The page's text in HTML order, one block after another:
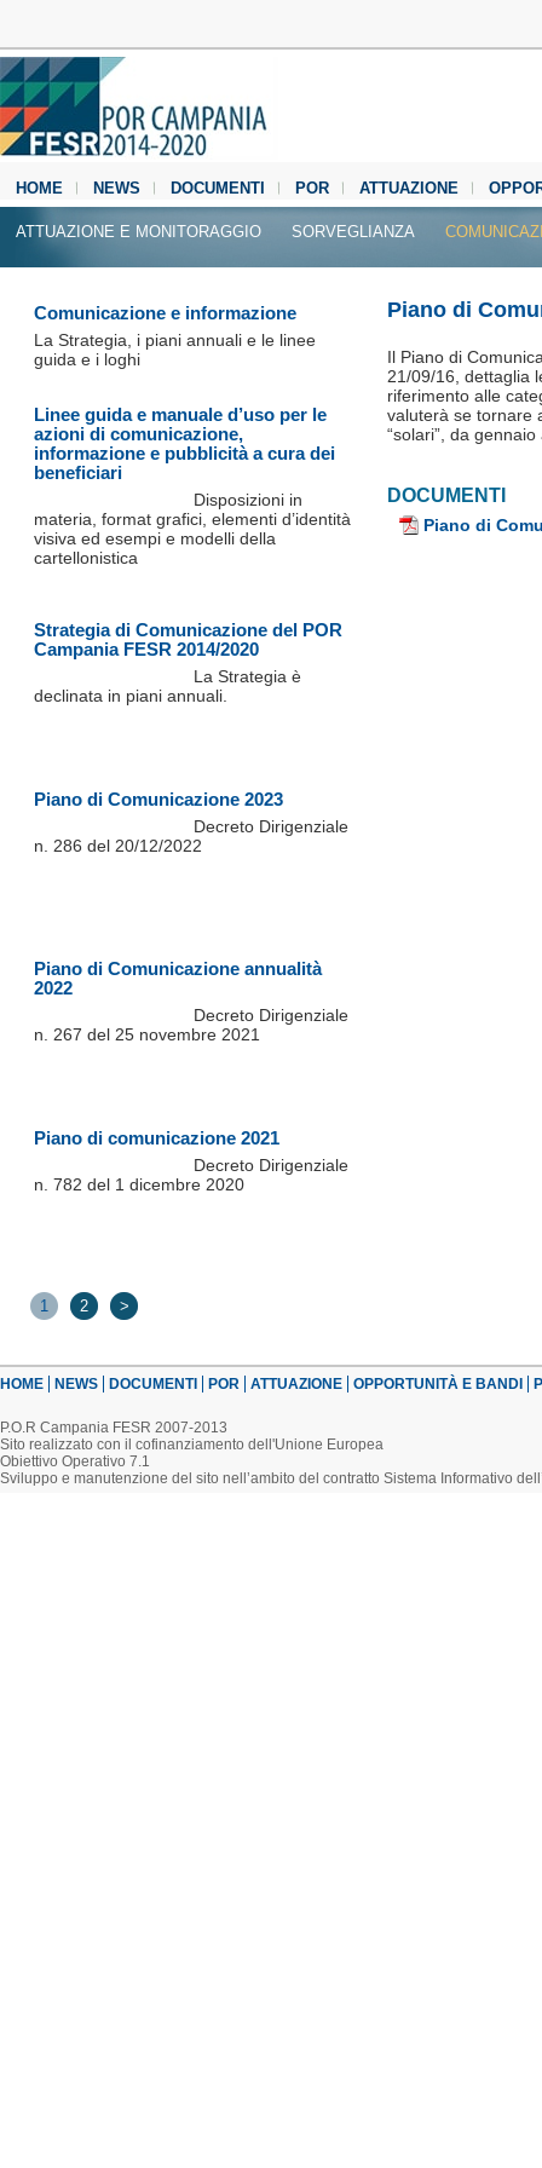
HOME NEWS DOCUMENTI POR ATTUAZIONE
MEDIA CENTER
ATTUAZIONE E MONITORAGGIO SORVEGLIANZA
Piano di
Il Piano di
21/09/16, dettaglia
riferimento alle
valuterà se tornare
“solari”, da
DOCUMENTI
Piano di
Comunicazione e informazione
La Strategia, i piani annuali e le linee
guida e i loghi
Linee guida e manuale d’uso per le
azioni di comunicazione,
informazione e pubblicità a cura dei
beneficiari
Disposizioni in
materia, format grafici, elementi d’identità
visiva ed esempi e modelli della
cartellonistica
Strategia di Comunicazione del POR
Campania FESR 2014/2020
La Strategia è
declinata in piani annuali.
Piano di Comunicazione 2023
Decreto Dirigenziale
n. 286 del 20/12/2022
Piano di Comunicazione annualità
2022
Decreto Dirigenziale
n. 267 del 25 novembre 2021
Piano di comunicazione 2021
Decreto Dirigenziale
n. 782 del 1 dicembre 2020
1 2 >
HOME NEWS DOCUMENTI POR ATTUAZIONE OPPORTUNITÀ E BANDI
P.O.R Campania FESR 2007-2013
Sito realizzato con il cofinanziamento dell'Unione Europea
Obiettivo Operativo 7.1
Sviluppo e manutenzione del sito nell’ambito del contratto Sistema Informativo